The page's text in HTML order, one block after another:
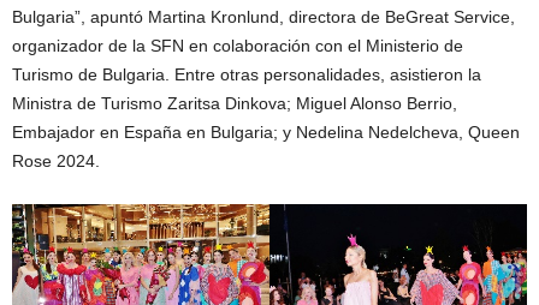
Bulgaria”, apuntó Martina Kronlund, directora de BeGreat Service,
organizador de la SFN en colaboración con el Ministerio de
Turismo de Bulgaria. Entre otras personalidades, asistieron la
Ministra de Turismo Zaritsa Dinkova; Miguel Alonso Berrio,
Embajador en España en Bulgaria; y Nedelina Nedelcheva, Queen
Rose 2024.